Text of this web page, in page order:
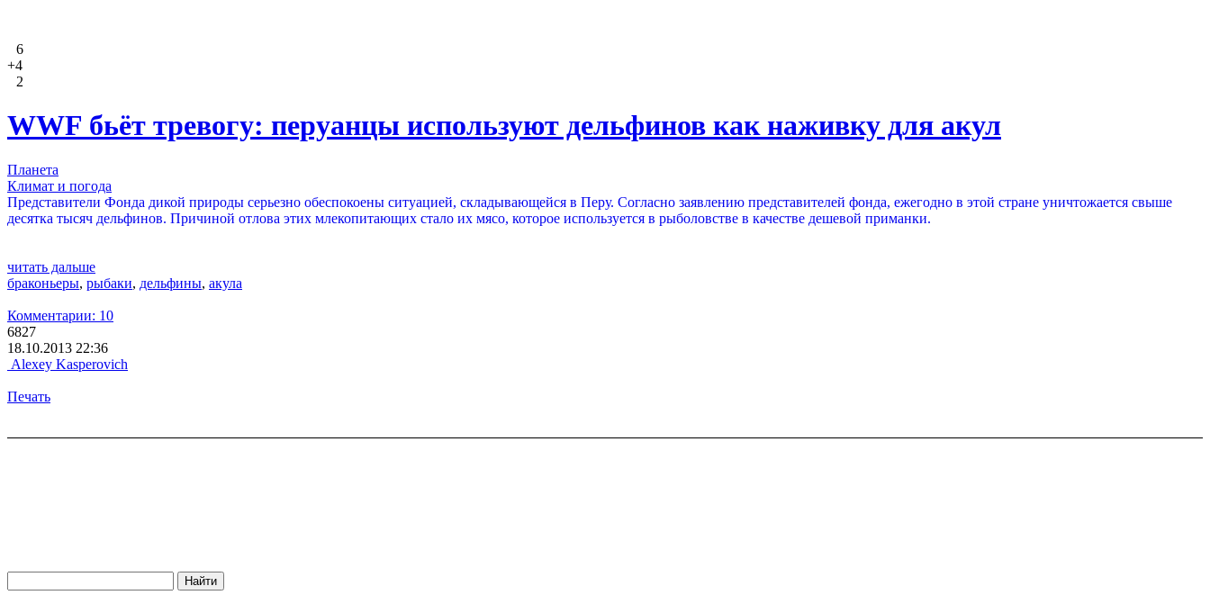
6
+4
2
WWF бьёт тревогу: перуанцы используют дельфинов как наживку для акул
Планета
Климат и погода
Представители Фонда дикой природы серьезно обеспокоены ситуацией, складывающейся в Перу. Согласно заявлению представителей фонда, ежегодно в этой стране уничтожается свыше
десятка тысяч дельфинов. Причиной отлова этих млекопитающих стало их мясо, которое используется в рыболовстве в качестве дешевой приманки.
читать дальше
браконьеры, рыбаки, дельфины, акула
Комментарии: 10
6827
18.10.2013 22:36
Alexey Kasperovich
Печать